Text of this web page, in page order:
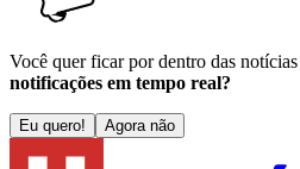
Você quer ficar por dentro das
notificações em tempo real?
Eu quero! Agora não